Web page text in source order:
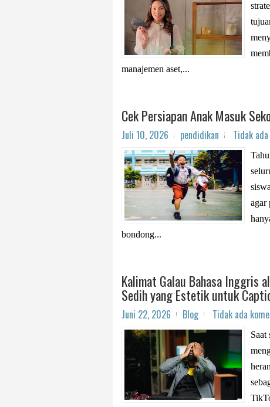
manajemen aset,...
Cek Persiapan Anak Masuk
Juli 10, 2026 pendidikan Tidak
agar
bondong...
Kalimat Galau Bahasa Inggris
Sedih yang Estetik untuk
Juni 22, 2026 Blog Tidak ada
Saat